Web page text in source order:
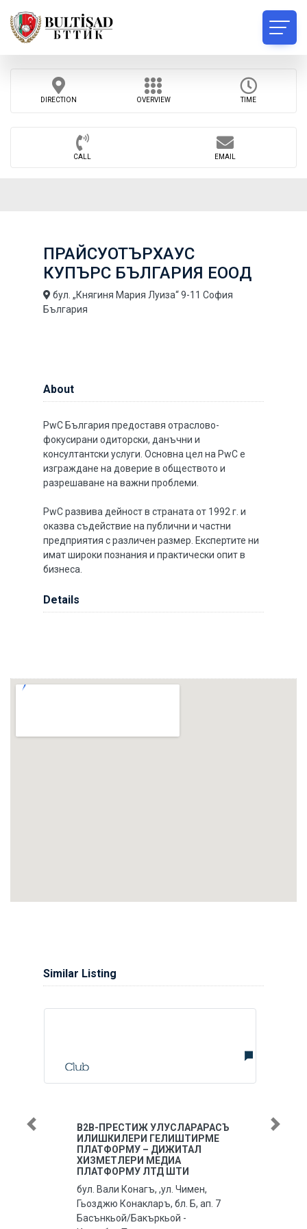
DIRECTION OVERVIEW TIME
CALL EMAIL
ПРАЙСУОТЪРХАУС
КУПЪРС БЪЛГАРИЯ ЕООД
бул. „Княгиня Мария Луиза“ 9-11 София
България
About
PwC България предоставя отраслово-
фокусирани одиторски, данъчни и
консултантски услуги. Основна цел на PwC е
изграждане на доверие в обществото и
разрешаване на важни проблеми.
PwC развива дейност в страната от 1992 г. и
оказва съдействие на публични и частни
предприятия с различен размер. Експертите ни
имат широки познания и практически опит в
бизнеса.
Details
Similar Listing
В2В-ПРЕСТИЖ УЛУСЛАРАРАСЪ
ИЛИШКИЛЕРИ ГЕЛИШТИРМЕ
ПЛАТФОРМУ – ДИЖИТАЛ
ХИЗМЕТЛЕРИ МЕДИА
ПЛАТФОРМУ ЛТД ШТИ
бул. Вали Конагъ, ,ул. Чимен,
Гьозджю Конакларъ, бл. Б, ап. 7
Басънкьой/Бакъркьой -
Previous Next